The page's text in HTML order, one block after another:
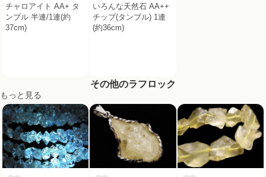
チャロアイト AA+ タ
ンブル 半連/1連(約
37cm)
いろんな天然石 AA++
チップ(タンブル) 1連
(約36cm)
その他のラフロック
もっと見る